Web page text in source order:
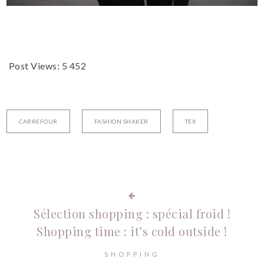
Post Views: 5 452
CARREFOUR FASHION SHAKER TEX
Sélection shopping : spécial froid !
Shopping time : it’s cold outside !
SHOPPING